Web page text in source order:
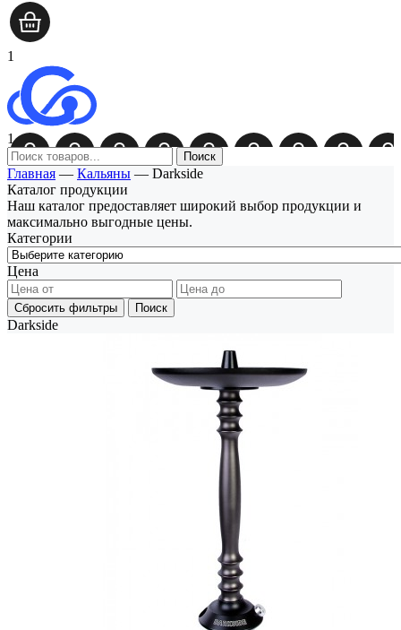
1
1
Поиск
Главная — Кальяны — Darkside
Каталог продукции
Наш каталог предоставляет широкий выбор продукции и
максимально выгодные цены.
Категории
Цена
Сбросить фильтры Поиск
Darkside